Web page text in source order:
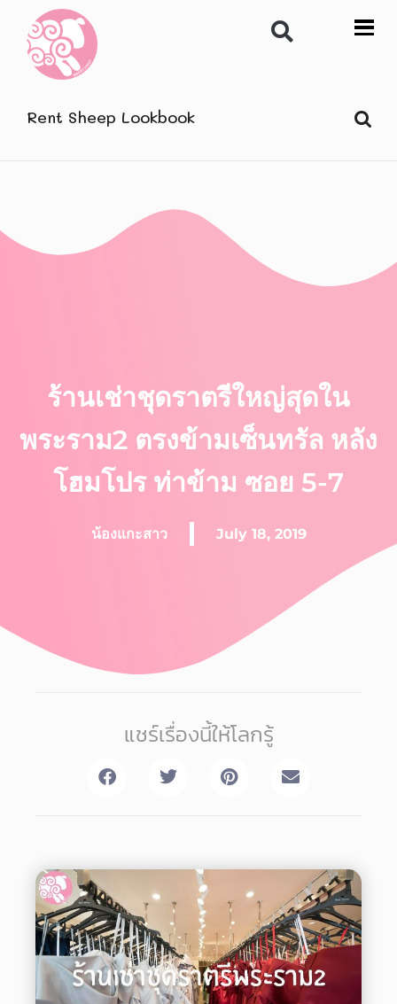
Rent Sheep Lookbook
ร้านเช่าชุดราตรีใหญ่สุดใน
พระราม2 ตรงข้ามเซ็นทรัล หลัง
โฮมโปร ท่าข้าม ซอย 5-7
น้องแกะสาว July 18, 2019
แชร์เรื่องนี้ให้โลกรู้